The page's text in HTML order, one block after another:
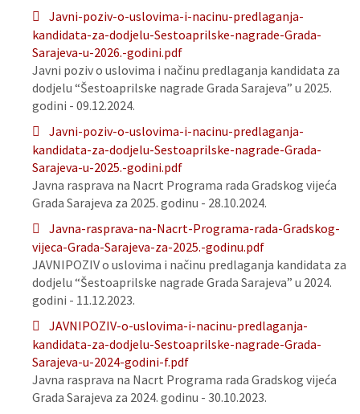
Javni-poziv-o-uslovima-i-nacinu-predlaganja-
kandidata-za-dodjelu-Sestoaprilske-nagrade-Grada-
Sarajeva-u-2026.-godini.pdf
Javni poziv o uslovima i načinu predlaganja kandidata za
dodjelu “Šestoaprilske nagrade Grada Sarajeva” u 2025.
godini - 09.12.2024.
Javni-poziv-o-uslovima-i-nacinu-predlaganja-
kandidata-za-dodjelu-Sestoaprilske-nagrade-Grada-
Sarajeva-u-2025.-godini.pdf
Javna rasprava na Nacrt Programa rada Gradskog vijeća
Grada Sarajeva za 2025. godinu - 28.10.2024.
Javna-rasprava-na-Nacrt-Programa-rada-Gradskog-
vijeca-Grada-Sarajeva-za-2025.-godinu.pdf
JAVNIPOZIV o uslovima i načinu predlaganja kandidata za
dodjelu “Šestoaprilske nagrade Grada Sarajeva” u 2024.
godini - 11.12.2023.
JAVNIPOZIV-o-uslovima-i-nacinu-predlaganja-
kandidata-za-dodjelu-Sestoaprilske-nagrade-Grada-
Sarajeva-u-2024-godini-f.pdf
Javna rasprava na Nacrt Programa rada Gradskog vijeća
Grada Sarajeva za 2024. godinu - 30.10.2023.